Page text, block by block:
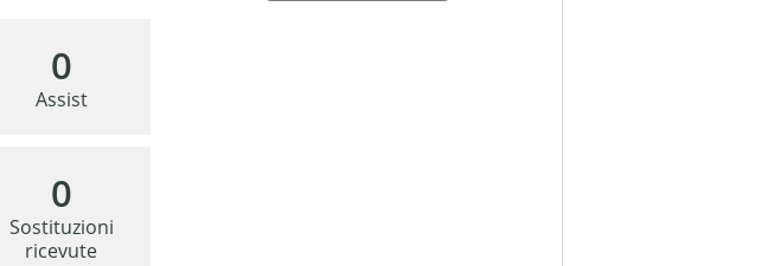
0
Assist
0
Sostituzioni
ricevute